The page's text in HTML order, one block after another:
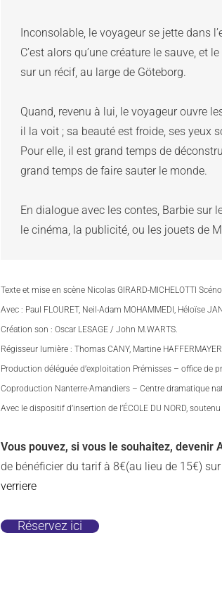
Inconsolable, le voyageur se jette dans
C’est alors qu’une créature le sauve, et
sur un récif, au large de Göteborg.
Quand, revenu à lui, le voyageur ouvre
il la voit ; sa beauté est froide, ses yeux
Pour elle, il est grand temps de
grand temps de faire sauter le monde.
En dialogue avec les contes, Barbie sur
Texte et mise en scène Nicolas GIRARD-MICHELOTTI
Avec : Paul FLOURET, Neil-Adam MOHAMMEDI, Héloïse
Création son : Oscar LESAGE / John M.WARTS.
Régisseur lumière : Thomas CANY, Martine
Production déléguée d’exploitation Prémisses – office de
Coproduction Nanterre-Amandiers – Centre dramatique
Avec le dispositif d’insertion de l’ÉCOLE DU NORD,
Vous pouvez, si vous le souhaitez, devenir
de bénéficier du tarif à 8€(au lieu de 15€)
verriere
Réservez ici